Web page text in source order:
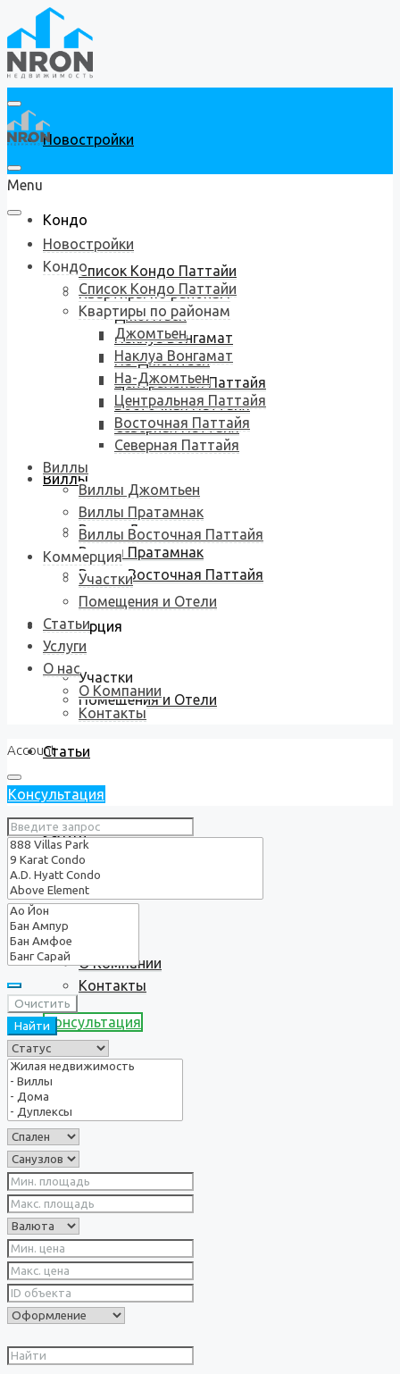
Новостройки
Кондо
Список Кондо Паттайи
Квартиры по районам
Джомтьен
Наклуа Вонгамат
На-Джомтьен
Центральная Паттайя
Восточная Паттайя
Северная Паттайя
Виллы
Виллы Джомтьен
Виллы Пратамнак
Виллы Восточная Паттайя
Коммерция
Участки
Помещения и Отели
Статьи
Услуги
О нас
О Компании
Контакты
Консультация
Menu
Новостройки
Кондо
Список Кондо Паттайи
Квартиры по районам
Джомтьен
Наклуа Вонгамат
На-Джомтьен
Центральная Паттайя
Восточная Паттайя
Северная Паттайя
Виллы
Виллы Джомтьен
Виллы Пратамнак
Виллы Восточная Паттайя
Коммерция
Участки
Помещения и Отели
Статьи
Услуги
О нас
О Компании
Контакты
Account
Консультация
Очистить
Найти